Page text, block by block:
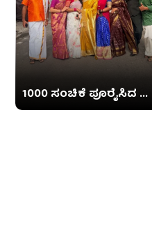
1000 ಸಂಚಿಕೆ ಪೂರೈಸಿದ ...